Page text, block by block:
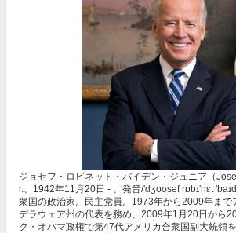
ジョセフ・ロビネット・バイデン・ジュニア（
r.、1942年11月20日 - 、発音/'dʒoʊsəf rɒbɪ'nɛt
衆国の政治家。民主党員。1973年から2009年まで
デラウェア州の代表を務め、2009年1月20日から
ク・オバマ政権で第47代アメリカ合衆国副大統領